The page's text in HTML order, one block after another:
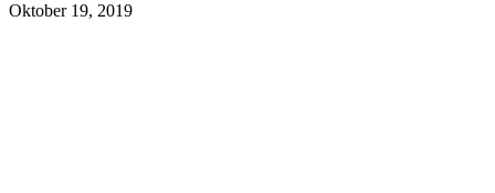
Oktober 19, 2019